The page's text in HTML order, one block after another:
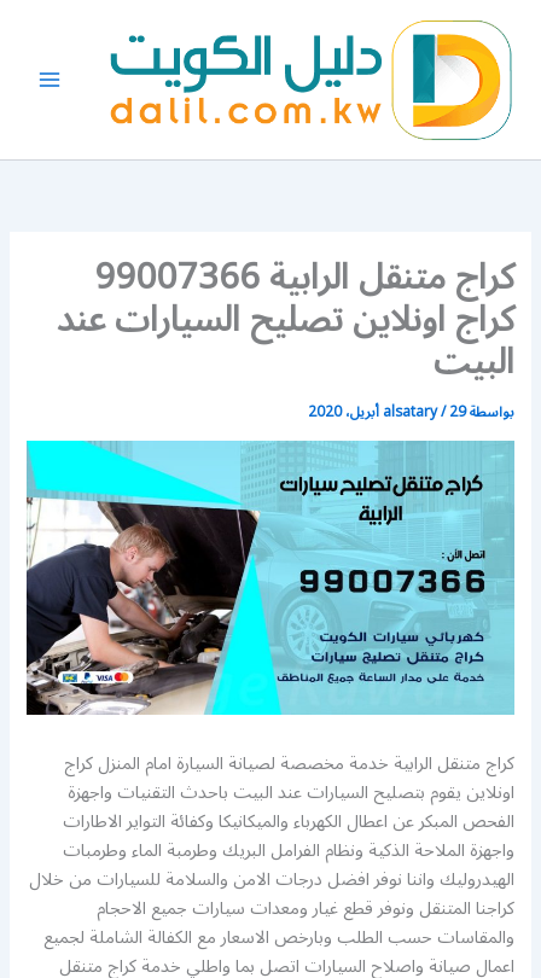
المحتوى
كراج متنقل الرابية 99007366
كراج اونلاين تصليح السيارات عند
البيت
بواسطة alsatary/29 أبريل، 2020
كراج متنقل الرابية خدمة مخصصة لصيانة السيارة امام المنزل كراج
اونلاين يقوم بتصليح السيارات عند البيت باحدث التقنيات واجهزة
الفحص المبكر عن اعطال الكهرباء والميكانيكا وكفائة التواير الاطارات
واجهزة الملاحة الذكية ونظام الفرامل البريك وطرمبة الماء وطرمبات
الهيدروليك واننا نوفر افضل درجات الامن والسلامة للسيارات من خلال
كراجنا المتنقل ونوفر قطع غيار ومعدات سيارات جميع الاحجام
والمقاسات حسب الطلب وبارخص الاسعار مع الكفالة الشاملة لجميع
اعمال صيانة واصلاح السيارات اتصل بما واطلي خدمة كراج متنقل